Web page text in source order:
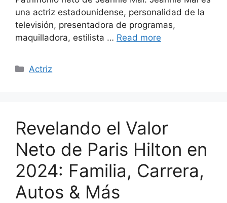
una actriz estadounidense, personalidad de la
televisión, presentadora de programas,
maquilladora, estilista … Read more
Categories
Actriz
Revelando el Valor
Neto de Paris Hilton en
2024: Familia, Carrera,
Autos & Más